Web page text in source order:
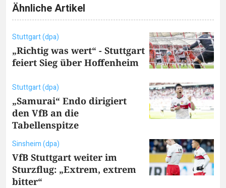
Ähnliche Artikel
Stuttgart (dpa)
„Richtig was wert“ - Stuttgart
feiert Sieg über Hoffenheim
Stuttgart (dpa)
„Samurai“ Endo dirigiert
den VfB an die
Tabellenspitze
Sinsheim (dpa)
VfB Stuttgart weiter im
Sturzflug: „Extrem, extrem
bitter“